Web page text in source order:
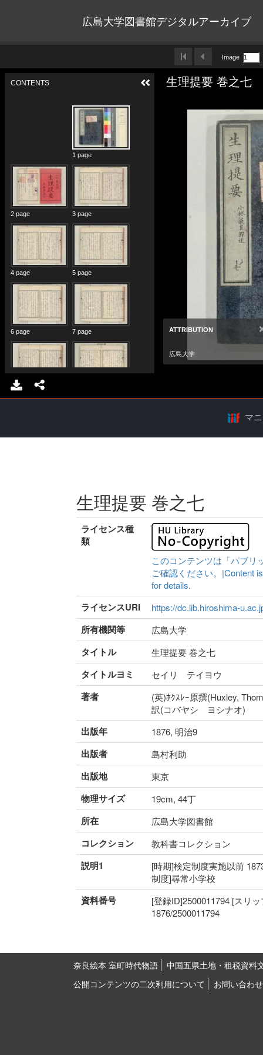
広島大学図書館デジタルアーカイブ
マ
生理提要 巻之七
ライセンス種
類
このコンテンツは「パブリ
ご確認ください。|Content
for details.
ライセンスURI https://dc.lib.hiroshima-
所有機関等 広島大学
タイトル 生理提要 巻之七
タイトルヨミ セイリ テイヨウ
著者
(英)ﾎｸｽﾚｰ原撰(Huxley,
訳(コバヤシ ヨシナオ)
出版年 1876, 明治9
出版者 島村利助
出版地 東京
物理サイズ 19cm, 44丁
所在 広島大学図書館
コレクション 教科書コレクション
説明1
[時期]検定制度実施以前
制度]尋常小学校
資料番号
[登録ID]2500011794 [スリ
1876/2500011794
奈良絵本 室町時代物語
中国五県土地・租税資料
公開コンテンツの二次利用について
お問い合わせ